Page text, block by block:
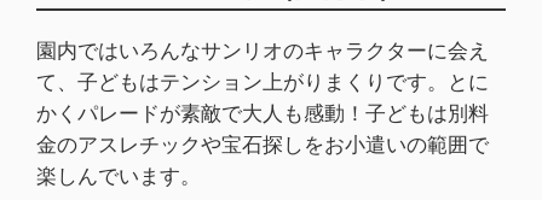
園内ではいろんなサンリオのキャラクターに会え
て、子どもはテンション上がりまくりです。とに
かくパレードが素敵で大人も感動！子どもは別料
金のアスレチックや宝石探しをお小遣いの範囲で
楽しんでいます。